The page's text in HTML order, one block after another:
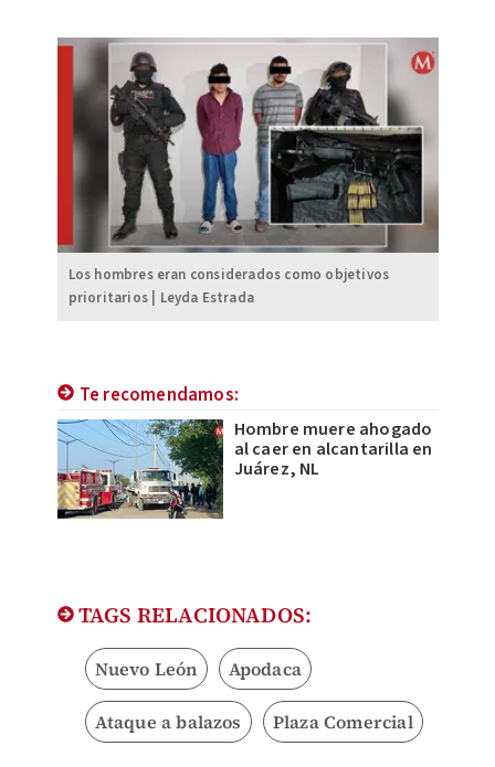
Los hombres eran considerados como objetivos
prioritarios | Leyda Estrada
Te recomendamos:
Hombre muere ahogado
al caer en alcantarilla en
Juárez, NL
TAGS RELACIONADOS:
Nuevo León Apodaca
Ataque a balazos Plaza Comercial